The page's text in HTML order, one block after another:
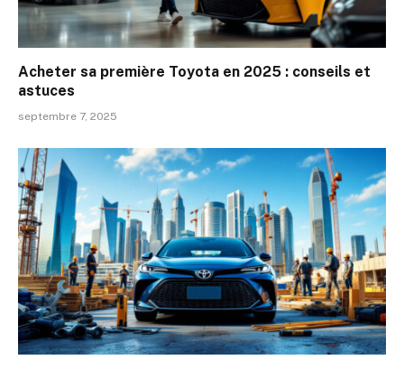
Acheter sa première Toyota en 2025 : conseils et
astuces
septembre 7, 2025